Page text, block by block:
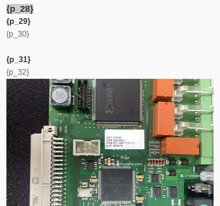
{p_28}
{p_29}
{p_30}
{p_31}
{p_32}